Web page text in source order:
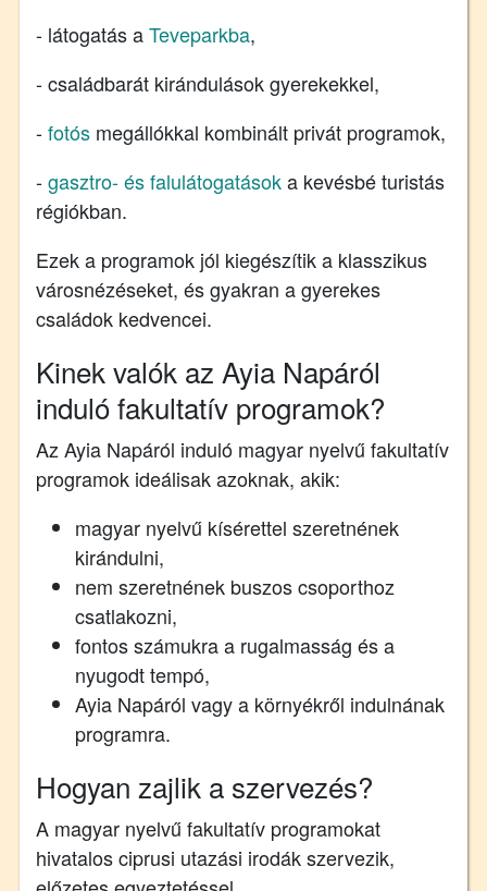
- látogatás aTeveparkba,
- családbarát kirándulások gyerekekkel,
-fotós megállókkal kombinált privát programok,
-gasztro- és falulátogatásoka kevésbé turistás
régiókban.
Ezek a programok jól kiegészítik a klasszikus
városnézéseket, és gyakran a gyerekes
családok kedvencei.
Kinek valók az Ayia Napáról
induló fakultatív programok?
Az Ayia Napáról induló magyar nyelvű fakultatív
programok ideálisak azoknak, akik:
magyar nyelvű kísérettel szeretnének
kirándulni,
nem szeretnének buszos csoporthoz
csatlakozni,
fontos számukra a rugalmasság és a
nyugodt tempó,
Ayia Napáról vagy a környékről indulnának
programra.
Hogyan zajlik a szervezés?
A magyar nyelvű fakultatív programokat
hivatalos ciprusi utazási irodák szervezik,